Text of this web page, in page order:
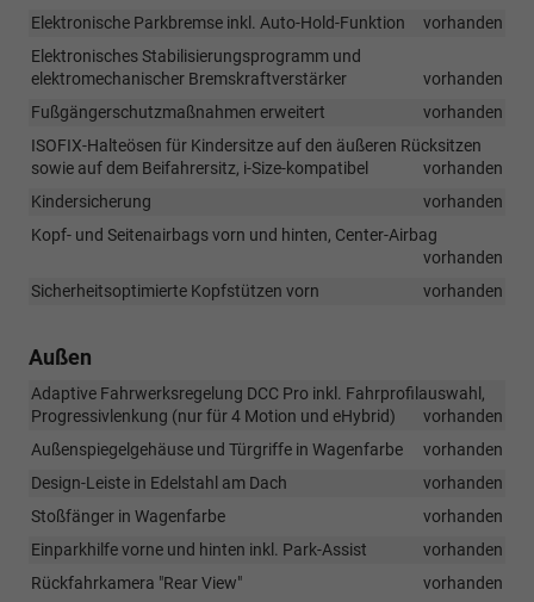
Elektronische Parkbremse inkl. Auto-Hold-Funktion
vorhanden
Elektronisches Stabilisierungsprogramm und
elektromechanischer Bremskraftverstärker
vorhanden
Fußgängerschutzmaßnahmen erweitert
vorhanden
ISOFIX-Halteösen für Kindersitze auf den äußeren Rücksitzen
sowie auf dem Beifahrersitz, i-Size-kompatibel
vorhanden
Kindersicherung
vorhanden
Kopf- und Seitenairbags vorn und hinten, Center-Airbag
vorhanden
Sicherheitsoptimierte Kopfstützen vorn
vorhanden
Außen
Adaptive Fahrwerksregelung DCC Pro inkl. Fahrprofilauswahl,
Progressivlenkung (nur für 4 Motion und eHybrid)
vorhanden
Außenspiegelgehäuse und Türgriffe in Wagenfarbe
vorhanden
Design-Leiste in Edelstahl am Dach
vorhanden
Stoßfänger in Wagenfarbe
vorhanden
Einparkhilfe vorne und hinten inkl. Park-Assist
vorhanden
Rückfahrkamera "Rear View"
vorhanden